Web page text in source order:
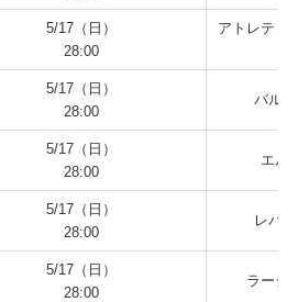
5/17（日）
28:00
アトレティ
5/17（日）
28:00
バル
5/17（日）
28:00
エル
5/17（日）
28:00
レバ
5/17（日）
28:00
ラージ